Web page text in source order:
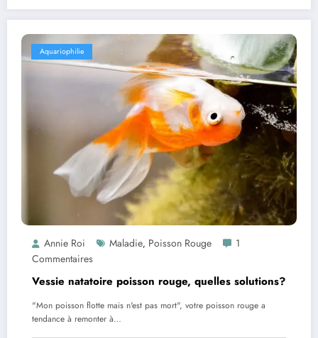
Aquariophilie
Annie Roi Maladie, Poisson Rouge
1
Commentaires
Vessie natatoire poisson rouge, quelles solutions?
"Mon poisson flotte mais n'est pas mort", votre poisson rouge a
tendance à remonter à…